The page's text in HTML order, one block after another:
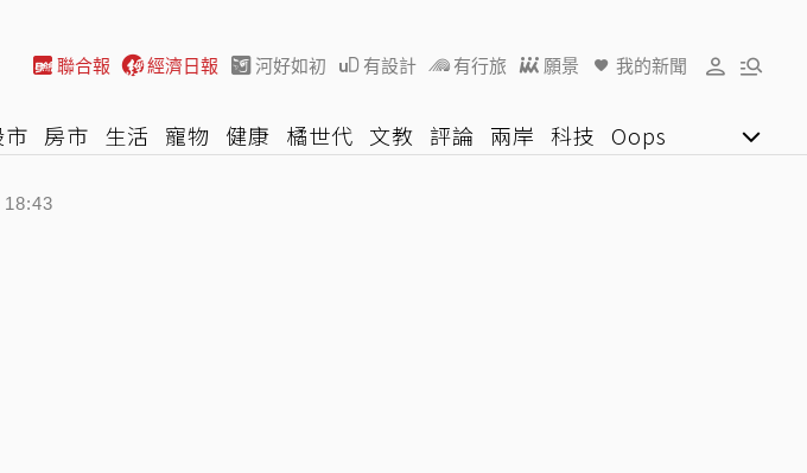
聯合報 經濟日報 河好如初 有設計 有行旅 願景 我的新聞
市 房市 生活 寵物 健康 橘世代 文教 評論 兩岸 科技 Oops
18:43